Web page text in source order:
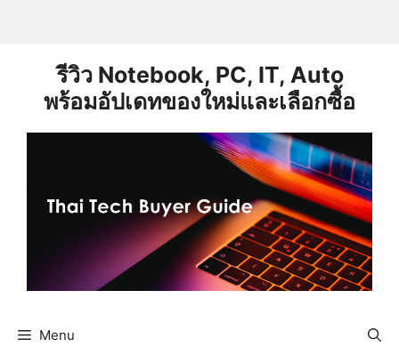
รีวิว Notebook, PC, IT, Auto
พร้อมอัปเดทของใหม่และเลือกซื้อ
Menu